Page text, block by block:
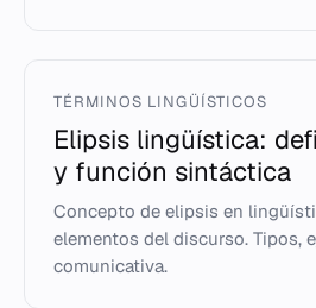
TÉRMINOS LINGÜÍSTICOS
Elipsis lingüística:
y función sintáctica
Concepto de elipsis en
elementos del discurso. Tipos,
comunicativa.